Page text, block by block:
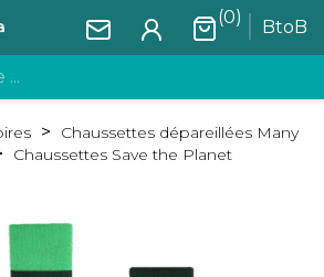
BtoB
(0)
Chaussettes dépareillées Many
Chaussettes Save the Planet